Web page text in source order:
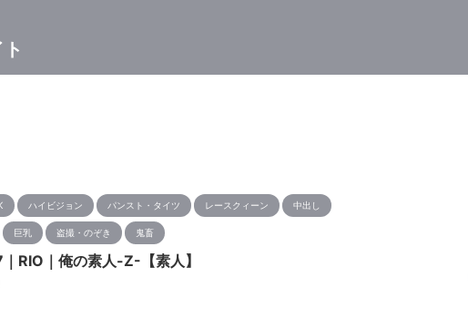
ハイビジョン パンスト・タイツ レースクィーン 中出し
巨乳 盗撮・のぞき 鬼畜
RIO｜俺の素人-Z-【素人】